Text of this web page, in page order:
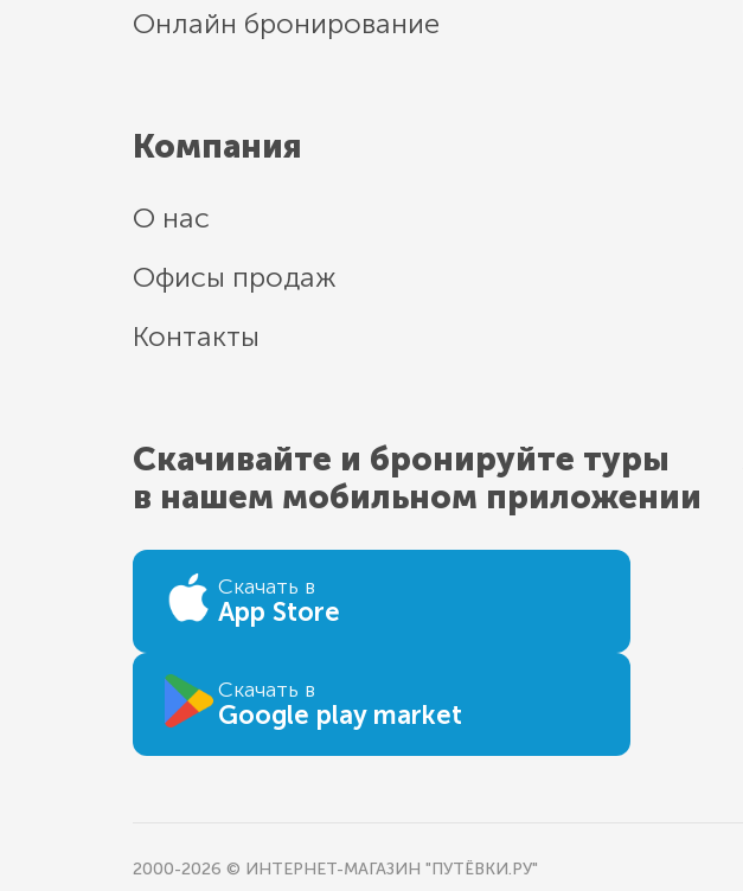
Онлайн бронирование
Компания
О нас
Офисы продаж
Контакты
Скачивайте и бронируйте туры
в нашем мобильном приложении
Скачать в
App Store
Скачать в
Google play market
2000-2026 © ИНТЕРНЕТ-МАГАЗИН "ПУТЁВКИ.РУ"